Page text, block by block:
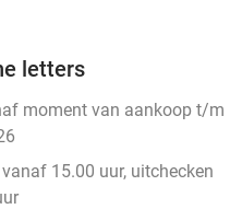
letters
moment van aankoop t/m
15.00 uur, uitchecken